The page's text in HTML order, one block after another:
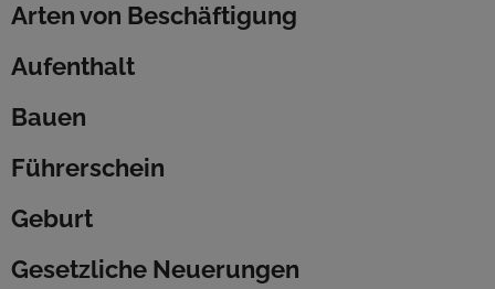
Arten von Beschäftigung
Aufenthalt
Bauen
Führerschein
Geburt
Gesetzliche Neuerungen